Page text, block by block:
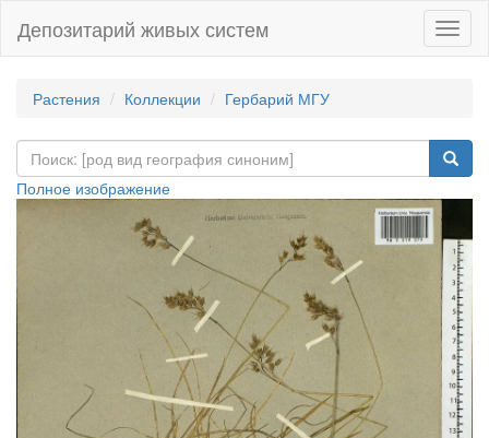
Депозитарий живых систем
Растения Коллекции Гербарий МГУ
Полное изображение